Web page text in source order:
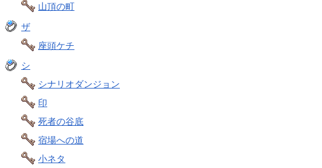
山頂の町
ザ
座頭ケチ
シ
シナリオダンジョン
印
死者の谷底
宿場への道
小ネタ